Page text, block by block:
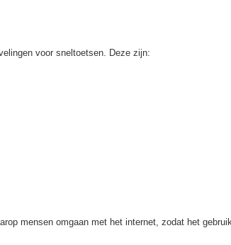
voor sneltoetsen. Deze zijn:
mensen omgaan met het internet, zodat het